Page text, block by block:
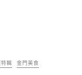
輯 金門美食